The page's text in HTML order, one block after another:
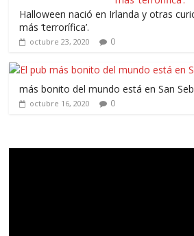
Halloween nació en Irlanda y otras
más ‘terrorífica’.
octubre 23, 2020 0
más bonito del mundo está en San
octubre 16, 2020 0